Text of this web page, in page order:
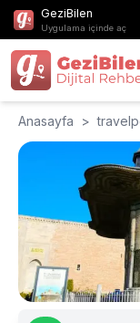
GeziBilen
Uygulama içinde aç
Anasayfa >